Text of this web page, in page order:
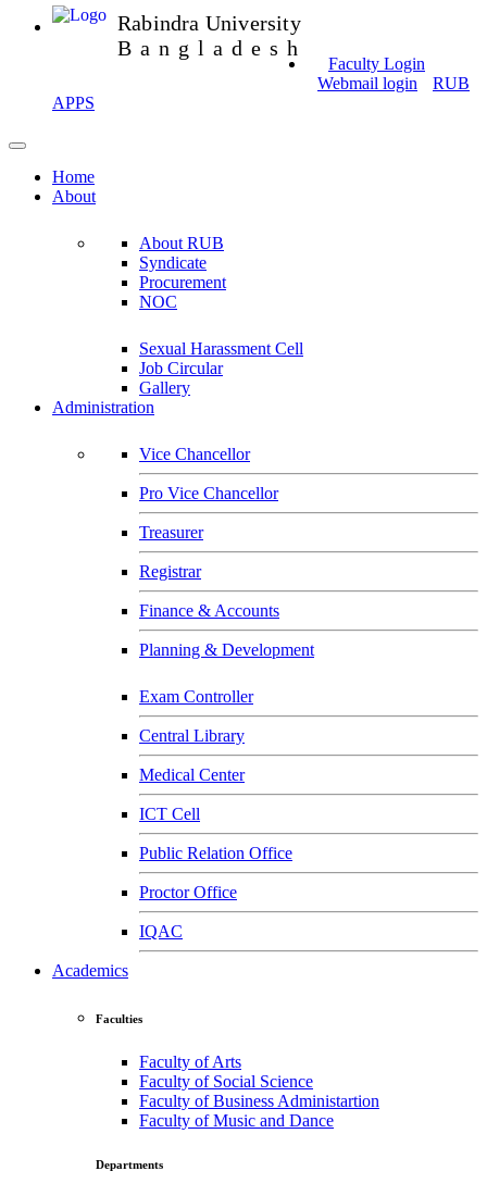
Rabindra University
Bangladesh
Faculty Login
Webmail login
RUB
APPS
Home
About
About RUB
Syndicate
Procurement
NOC
Sexual Harassment Cell
Job Circular
Gallery
Administration
Vice Chancellor
Pro Vice Chancellor
Treasurer
Registrar
Finance & Accounts
Planning & Development
Exam Controller
Central Library
Medical Center
ICT Cell
Public Relation Office
Proctor Office
IQAC
Academics
Faculties
Faculty of Arts
Faculty of Social Science
Faculty of Business Administartion
Faculty of Music and Dance
Departments